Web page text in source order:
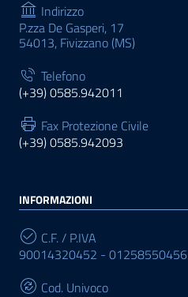
Indirizzo
P.zza De Gasperi, 17
54013, Fivizzano (MS)
Telefono
(+39) 0585.942011
Fax Protezione Civile
(+39) 0585.942093
INFORMAZIONI
C.F. / P.IVA
90014320452 - 01258550456
Cod. Univoco